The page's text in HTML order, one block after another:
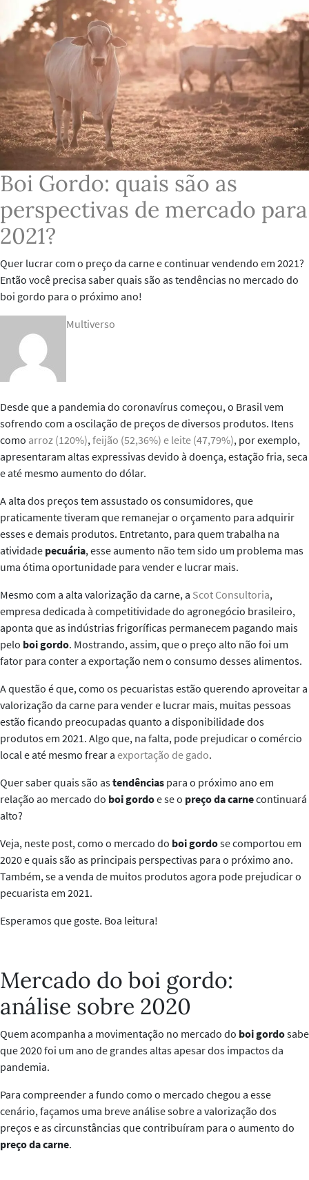
Boi Gordo: quais são as
perspectivas de mercado para
2021?
Quer lucrar com o preço da carne e continuar vendendo em 2021?
Então você precisa saber quais são as tendências no mercado do
boi gordo para o próximo ano!
Multiverso
Desde que a pandemia do coronavírus começou, o Brasil vem
sofrendo com a oscilação de preços de diversos produtos. Itens
como arroz (120%),feijão (52,36%) e leite (47,79%), por exemplo,
apresentaram altas expressivas devido à doença, estação fria, seca
e até mesmo aumento do dólar.
A alta dos preços tem assustado os consumidores, que
praticamente tiveram que remanejar o orçamento para adquirir
esses e demais produtos. Entretanto, para quem trabalha na
atividade pecuária, esse aumento não tem sido um problema mas
uma ótima oportunidade para vender e lucrar mais.
Mesmo com a alta valorização da carne, a Scot Consultoria,
empresa dedicada à competitividade do agronegócio brasileiro,
aponta que as indústrias frigoríficas permanecem pagando mais
pelo boi gordo. Mostrando, assim, que o preço alto não foi um
fator para conter a exportação nem o consumo desses alimentos.
A questão é que, como os pecuaristas estão querendo aproveitar a
valorização da carne para vender e lucrar mais, muitas pessoas
estão ficando preocupadas quanto a disponibilidade dos
produtos em 2021. Algo que, na falta, pode prejudicar o comércio
local e até mesmo frear a exportação de gado.
Quer saber quais são astendências para o próximo ano em
relação ao mercado do boi gordoe se o preço da carnecontinuará
alto?
Veja, neste post, como o mercado do boi gordose comportou em
2020 e quais são as principais perspectivas para o próximo ano.
Também, se a venda de muitos produtos agora pode prejudicar o
pecuarista em 2021.
Esperamos que goste. Boa leitura!
Mercado do boi gordo:
análise sobre 2020
Quem acompanha a movimentação no mercado do boi gordosabe
que 2020 foi um ano de grandes altas apesar dos impactos da
pandemia.
Para compreender a fundo como o mercado chegou a esse
cenário, façamos uma breve análise sobre a valorização dos
preços e as circunstâncias que contribuíram para o aumento do
preço da carne.